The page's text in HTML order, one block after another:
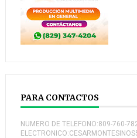
PARA CONTACTOS
NUMERO DE TELEFONO:809-760-